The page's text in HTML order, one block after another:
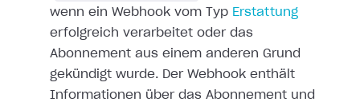
wenn ein Webhook vom Typ Erstattung
erfolgreich verarbeitet oder das
Abonnement aus einem anderen Grund
gekündigt wurde. Der Webhook enthält
Informationen über das Abonnement und